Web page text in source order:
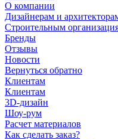
О компании
Дизайнерам и
Строительным
Бренды
Отзывы
Новости
Вернуться обратно
Клиентам
Клиентам
3D-дизайн
Шоу-рум
Расчет материалов
Как сделать заказ?